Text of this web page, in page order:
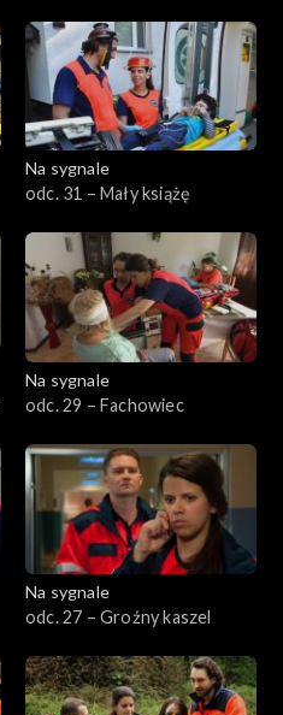
Na sygnale
odc. 31 – Mały książę
Na sygnale
odc. 29 – Fachowiec
Na sygnale
odc. 27 – Groźny kaszel